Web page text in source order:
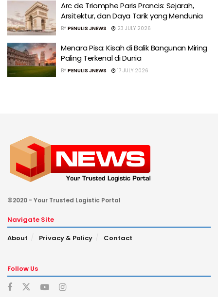
Arc de Triomphe Paris Prancis: Sejarah,
Arsitektur, dan Daya Tarik yang Mendunia
BY PENULIS JNEWS 23 JULY 2026
Menara Pisa: Kisah di Balik Bangunan Miring
Paling Terkenal di Dunia
BY PENULIS JNEWS 17 JULY 2026
©2020 - Your Trusted Logistic Portal
Navigate Site
About
Privacy & Policy Contact
Follow Us